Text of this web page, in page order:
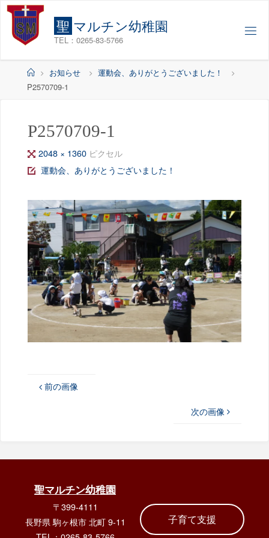
コ
聖 マルチン幼稚園
TEL：0265-83-5766
ホ
ー
お知らせ
運動会、ありがとうございました！
P2570709-1
P2570709-1
フ
ル
イ
ズ
2048 × 1360 ピクセル
運動会、ありがとうございました！
前の画像
次の画像
聖マルチン幼稚園
〒399-4111
長野県 駒ヶ根市 北町 9-11
子育て支援